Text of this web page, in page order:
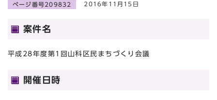
ページ番号209832 2016年11月15日
案件名
平成28年度第1回山科区民まちづくり会議
開催日時